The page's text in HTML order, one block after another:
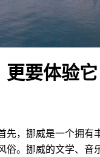
要体验它
先，挪威是一个拥
俗。挪威的文学、